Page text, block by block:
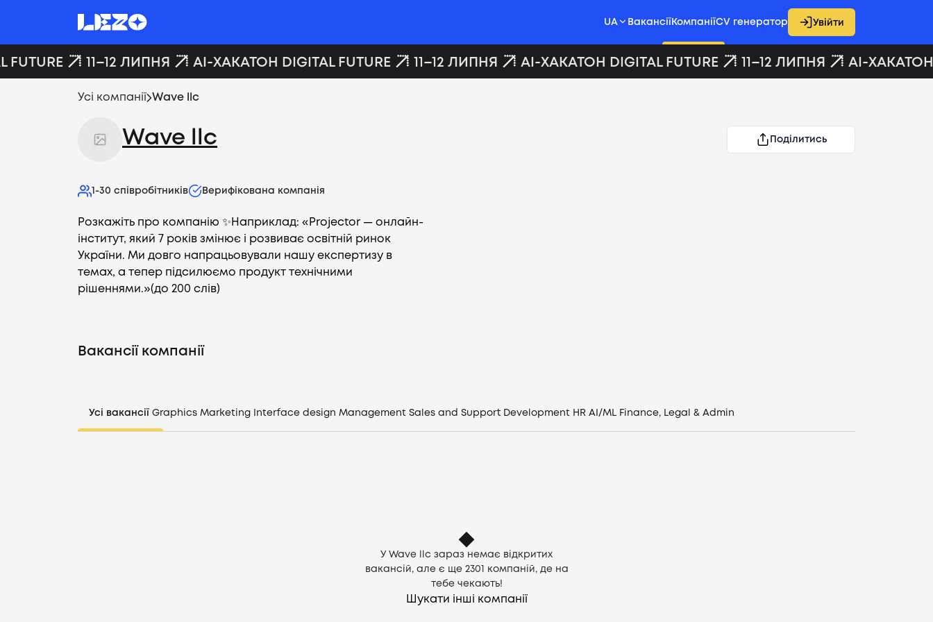
Увійти
UA Вакансії КомпаніїCV генератор Увійти
11–12 ЛИПНЯ AI-ХАКАТОН DIGITAL FUTURE 11–12 ЛИПНЯ AI-ХАКАТОН DIGITAL FUTURE 11–12 ЛИПНЯ AI-ХАКАТОН
Усі компанії Wave llc
Wave llc Поділитись
1-30 співробітників Верифікована компанія
Розкажіть про компанію ✨Наприклад: «Projector — онлайн-
інститут, який 7 років змінює і розвиває освітній ринок
України. Ми довго напрацьовували нашу експертизу в
темах, а тепер підсилюємо продукт технічними
рішеннями.»(до 200 слів)
Вакансії компанії
Усі вакансії Graphics Marketing Interface design Management Sales and Support Development HR AI/ML Finance, Legal & Admin
У Wave llc зараз немає відкритих
вакансій, але є ще 2301
компаній, де на
тебе чекають!
Шукати інші компанії